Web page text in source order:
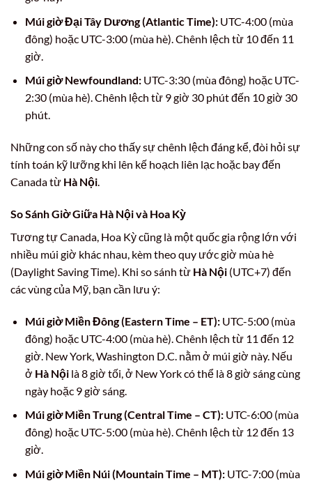
Múi giờ Đại Tây Dương (Atlantic Time):UTC-4:00 (mùa
đông) hoặc UTC-3:00 (mùa hè). Chênh lệch từ 10 đến 11
giờ.
Múi giờ Newfoundland:UTC-3:30 (mùa đông) hoặc UTC-
2:30 (mùa hè). Chênh lệch từ 9 giờ 30 phút đến 10 giờ 30
phút.
Những con số này cho thấy sự chênh lệch đáng kể, đòi hỏi sự
tính toán kỹ lưỡng khi lên kế hoạch liên lạc hoặc bay đến
Canada từ Hà Nội.
So Sánh Giờ Giữa Hà Nội và Hoa Kỳ
Tương tự Canada, Hoa Kỳ cũng là một quốc gia rộng lớn với
nhiều múi giờ khác nhau, kèm theo quy ước giờ mùa hè
(Daylight Saving Time). Khi so sánh từ Hà Nội (UTC+7) đến
các vùng của Mỹ, bạn cần lưu ý:
Múi giờ Miền Đông (Eastern Time – ET):UTC-5:00 (mùa
đông) hoặc UTC-4:00 (mùa hè). Chênh lệch từ 11 đến 12
giờ. New York, Washington D.C. nằm ở múi giờ này. Nếu
ở Hà Nộilà 8 giờ tối, ở New York có thể là 8 giờ sáng cùng
ngày hoặc 9 giờ sáng.
Múi giờ Miền Trung (Central Time – CT):UTC-6:00 (mùa
đông) hoặc UTC-5:00 (mùa hè). Chênh lệch từ 12 đến 13
giờ.
Múi giờ Miền Núi (Mountain Time – MT):UTC-7:00 (mùa